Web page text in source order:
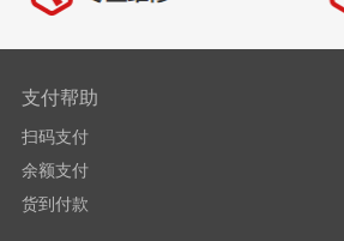
支付帮助
扫码支付
余额支付
货到付款